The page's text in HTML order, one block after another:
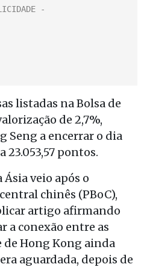
listadas na Bolsa de
de 2,7%,
Seng a encerrar o dia
23.053,57 pontos.
veio após o
chinês (PBoC),
artigo afirmando
a conexão entre as
de Hong Kong ainda
aguardada, depois de